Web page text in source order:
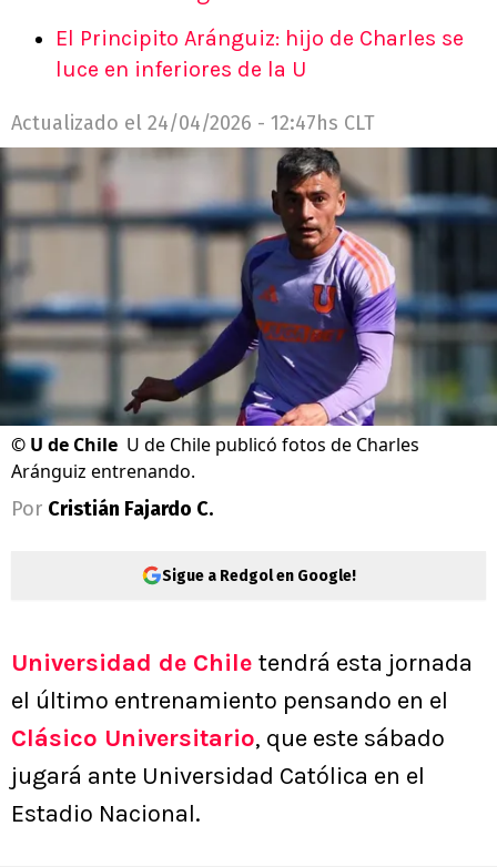
El Principito Aránguiz: hijo de Charles se
luce en inferiores de la U
Actualizado el 24/04/2026 - 12:47hs CLT
© U de Chile U de Chile publicó fotos de Charles
Aránguiz entrenando.
Por Cristián Fajardo C.
Sigue a Redgol en Google!
Universidad de Chile tendrá esta jornada
el último entrenamiento pensando en el
Clásico Universitario, que este sábado
jugará ante Universidad Católica en el
Estadio Nacional.